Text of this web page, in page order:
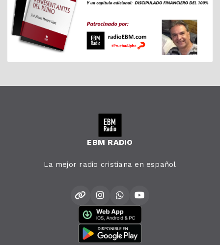
EBM RADIO
La mejor radio cristiana en español